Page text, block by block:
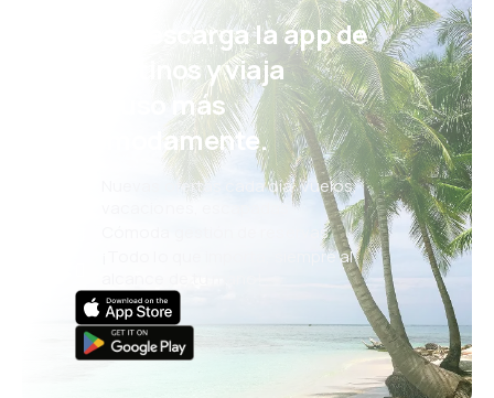
¡Eh! Descarga la app de
eDestinos y viaja
incluso más
cómodamente.
Nuevas ofertas cada día: vuelos,
vacaciones, escapadas
Cómoda gestión de reservas
¡Todo lo que importa, siempre al